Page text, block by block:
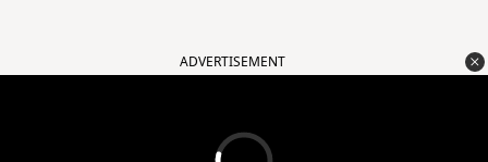
ADVERTISEMENT